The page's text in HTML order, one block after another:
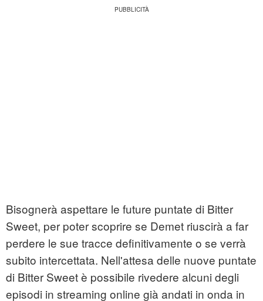
Bisognerà aspettare le future puntate di Bitter
Sweet, per poter scoprire se Demet riuscirà a far
perdere le sue tracce definitivamente o se verrà
subito intercettata. Nell'attesa delle nuove puntate
di Bitter Sweet è possibile rivedere alcuni degli
episodi in streaming online già andati in onda in